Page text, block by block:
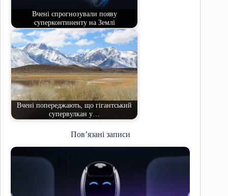
Вчені спрогнозували появу
суперконтиненту на Землі
Вчені попереджають, що гігантський
супервулкан у…
Пов’язані записи